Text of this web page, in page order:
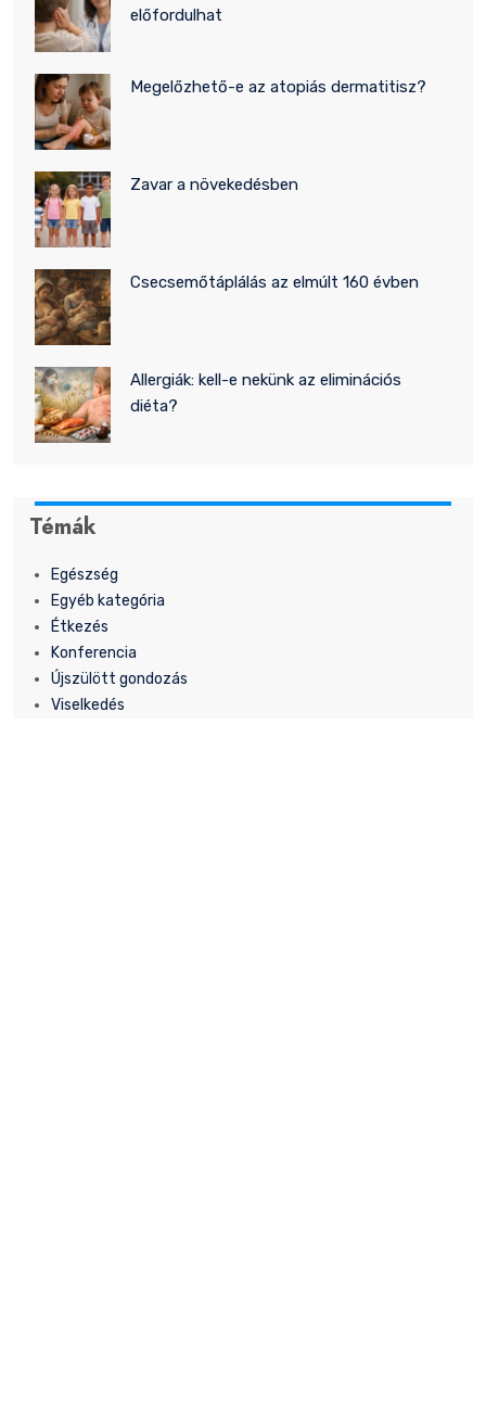
előfordulhat
Megelőzhető-e az atopiás dermatitisz?
Zavar a növekedésben
Csecsemőtáplálás az elmúlt 160 évben
Allergiák: kell-e nekünk az eliminációs
diéta?
Témák
Egészség
Egyéb kategória
Étkezés
Konferencia
Újszülött gondozás
Viselkedés